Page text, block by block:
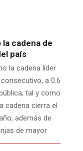
cadena de
país
la cadena líder
a 0.6
tal y como
cadena cierra el
además de
de mayor